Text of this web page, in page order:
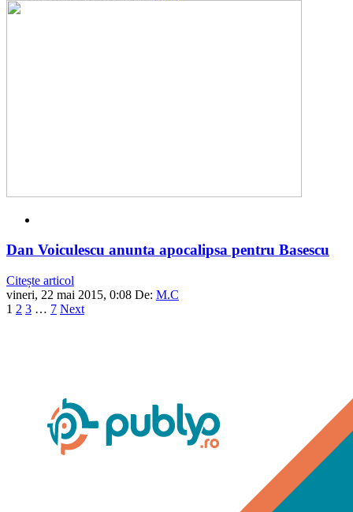
Dan Voiculescu anunta apocalipsa pentru Basescu
Citește articol
vineri, 22 mai 2015, 0:08 De: M.C
1 2 3 … 7 Next